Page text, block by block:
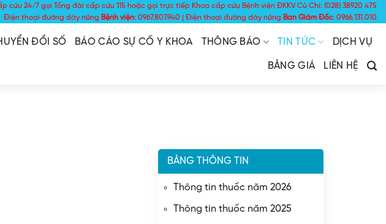
cứu 24/7 gọi Tổng đài cấp cứu 115 hoặc gọi trực tiếp Khoa cấp cứu Bệnh viện ĐKKV Củ Chi: (028) 38920 475
Điện thoại đường dây nóng Bệnh viện: 0967.807.940 | Điện thoại đường dây nóng Ban Giám Đốc: 0966.131.010
ĐỔI SỐ BÁO CÁO SỰ CỐ Y KHOA THÔNG BÁO TIN TỨC DỊCH VỤ
BẢNG GIÁ LIÊN HỆ
BẢNG THÔNG TIN
Thông tin thuốc năm 2026
Thông tin thuốc năm 2025